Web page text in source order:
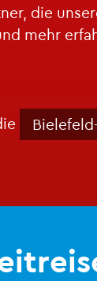
die
mehr